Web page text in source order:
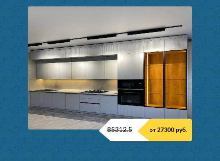
85312.5 от 27300 руб.